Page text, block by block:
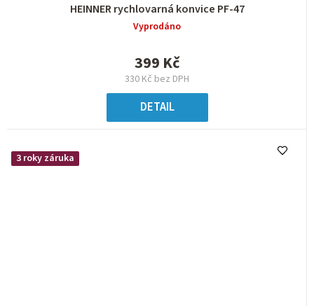
HEINNER rychlovarná konvice PF-47
Vyprodáno
330 Kč bez DPH
399 Kč
DETAIL
3 roky záruka